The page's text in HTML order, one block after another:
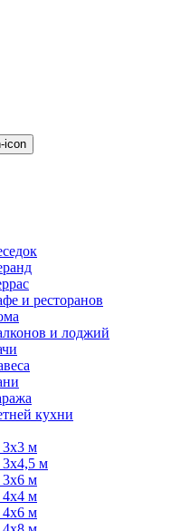
и ресторанов
и лоджий
кухни
м
м
м
м
м